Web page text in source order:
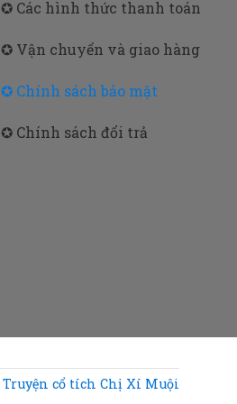
✪ Các hình thức thanh toán
✪ Vận chuyển và giao hàng
✪ Chính sách bảo mật
✪ Chính sách đổi trả
Truyện cổ tích Chị Xí Muội